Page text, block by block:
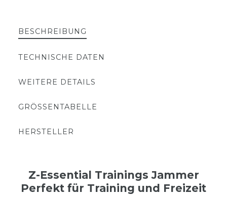
BESCHREIBUNG
TECHNISCHE DATEN
WEITERE DETAILS
GRÖSSENTABELLE
HERSTELLER
Z-Essential Trainings Jammer
Perfekt für Training und Freizeit